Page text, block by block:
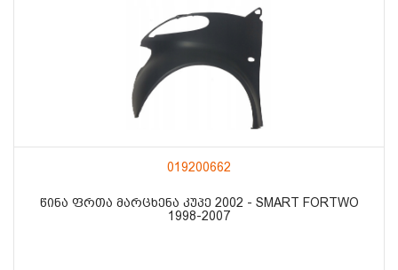
019200662
ᲬᲘᲜᲐ ᲤᲠᲗᲐ ᲛᲐᲠᲪᲮᲔᲜᲐ ᲙᲣᲞᲔ 2002 - SMART FORTWO
1998-2007